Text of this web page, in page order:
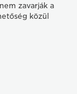
zavarják a
közül